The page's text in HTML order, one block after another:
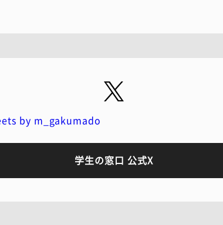
by m_gakumado
学生の窓口 公式X